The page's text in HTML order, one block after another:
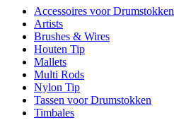
Accessoires voor Drumstokken
Artists
Brushes & Wires
Houten Tip
Mallets
Multi Rods
Nylon Tip
Tassen voor Drumstokken
Timbales